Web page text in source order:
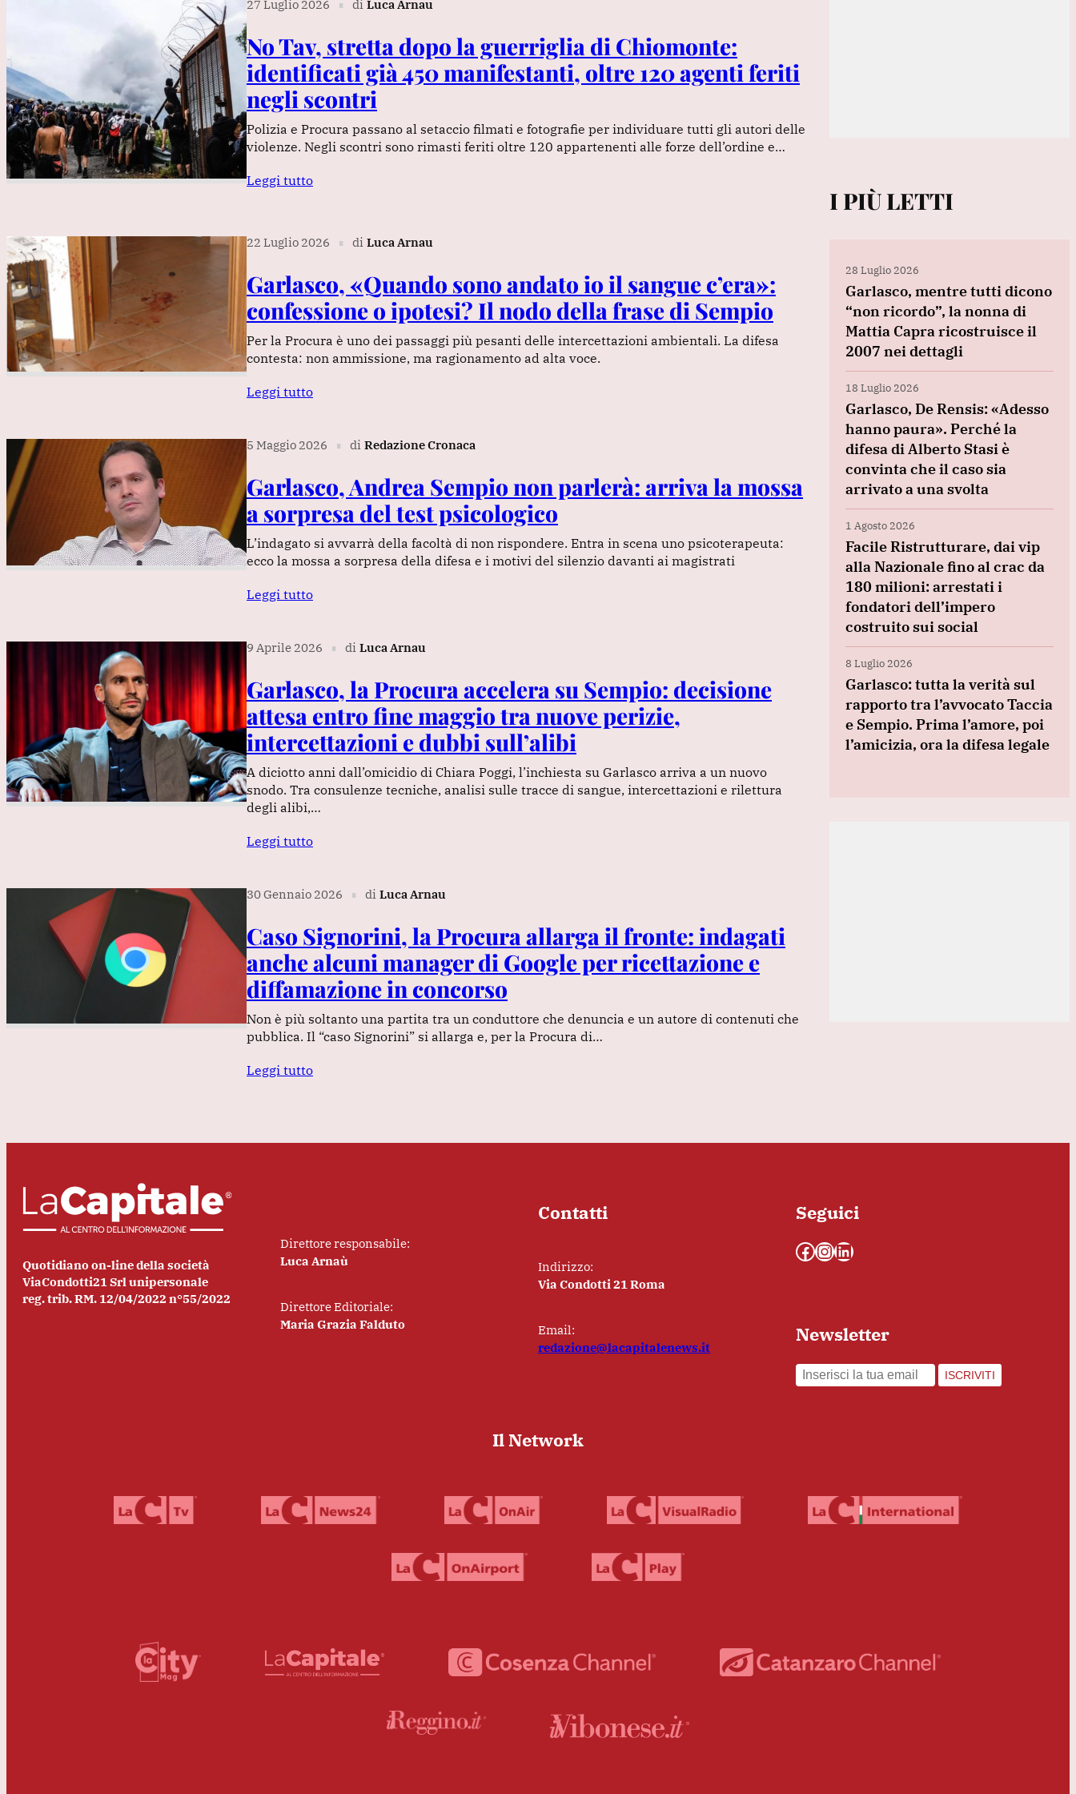
27 Luglio 2026 ∎ di Luca Arnau
No Tav, stretta dopo la guerriglia di Chiomonte:
identificati già 450 manifestanti, oltre 120 agenti feriti
negli scontri
Polizia e Procura passano al setaccio filmati e fotografie per individuare tutti gli autori delle
violenze. Negli scontri sono rimasti feriti oltre 120 appartenenti alle forze dell’ordine e…
Leggi tutto
22 Luglio 2026 ∎ di Luca Arnau
Garlasco, «Quando sono andato io il sangue c’era»:
confessione o ipotesi? Il nodo della frase di Sempio
Per la Procura è uno dei passaggi più pesanti delle intercettazioni ambientali. La difesa
contesta: non ammissione, ma ragionamento ad alta voce.
Leggi tutto
5 Maggio 2026 ∎ di Redazione Cronaca
Garlasco, Andrea Sempio non parlerà: arriva la mossa
a sorpresa del test psicologico
L’indagato si avvarrà della facoltà di non rispondere. Entra in scena uno psicoterapeuta:
ecco la mossa a sorpresa della difesa e i motivi del silenzio davanti ai magistrati
Leggi tutto
9 Aprile 2026 ∎ di Luca Arnau
Garlasco, la Procura accelera su Sempio: decisione
attesa entro fine maggio tra nuove perizie,
intercettazioni e dubbi sull’alibi
A diciotto anni dall’omicidio di Chiara Poggi, l’inchiesta su Garlasco arriva a un nuovo
snodo. Tra consulenze tecniche, analisi sulle tracce di sangue, intercettazioni e rilettura
degli alibi,…
Leggi tutto
30 Gennaio 2026 ∎ di Luca Arnau
Caso Signorini, la Procura allarga il fronte: indagati
anche alcuni manager di Google per ricettazione e
diffamazione in concorso
Non è più soltanto una partita tra un conduttore che denuncia e un autore di contenuti che
pubblica. Il “caso Signorini” si allarga e, per la Procura di…
Leggi tutto
I PIÙ LETTI
28 Luglio 2026
Garlasco, mentre tutti dicono
“non ricordo”, la nonna di
Mattia Capra ricostruisce il
2007 nei dettagli
18 Luglio 2026
Garlasco, De Rensis: «Adesso
hanno paura». Perché la
difesa di Alberto Stasi è
convinta che il caso sia
arrivato a una svolta
1 Agosto 2026
Facile Ristrutturare, dai vip
alla Nazionale fino al crac da
180 milioni: arrestati i
fondatori dell’impero
costruito sui social
8 Luglio 2026
Garlasco: tutta la verità sul
rapporto tra l’avvocato Taccia
e Sempio. Prima l’amore, poi
l’amicizia, ora la difesa legale
Quotidiano on-line della società
ViaCondotti21 Srl unipersonale
reg. trib. RM. 12/04/2022 n°55/2022
Direttore responsabile:
Luca Arnaù
Direttore Editoriale:
Maria Grazia Falduto
Contatti
Indirizzo:
Via Condotti 21 Roma
Email:
redazione@lacapitalenews.it
Seguici
Facebook InstagramLinkedIn
Newsletter
ISCRIVITI
Il Network